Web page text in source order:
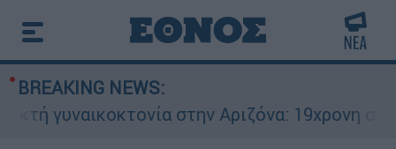
BREAKING NEWS:
στην Αριζόνα: 19χρονη